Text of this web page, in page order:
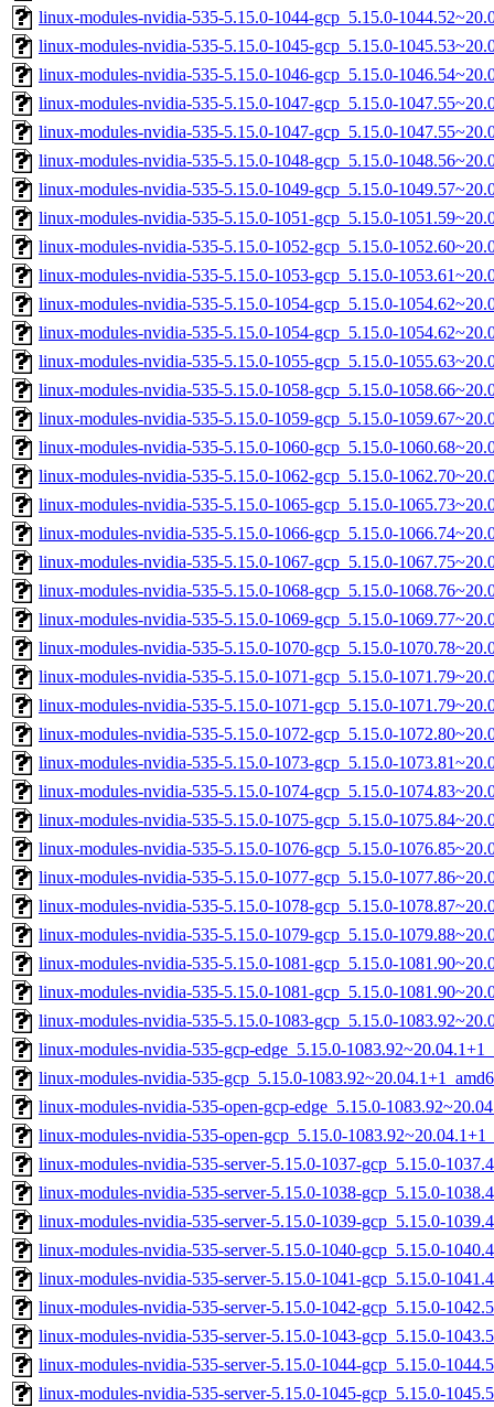
linux-modules-nvidia-535-5.15.0-1044-gcp_5.15.0-
linux-modules-nvidia-535-5.15.0-1045-gcp_5.15.0-
linux-modules-nvidia-535-5.15.0-1046-gcp_5.15.0-
linux-modules-nvidia-535-5.15.0-1047-gcp_5.15.0-
linux-modules-nvidia-535-5.15.0-1047-gcp_5.15.0-
linux-modules-nvidia-535-5.15.0-1048-gcp_5.15.0-
linux-modules-nvidia-535-5.15.0-1049-gcp_5.15.0-
linux-modules-nvidia-535-5.15.0-1051-gcp_5.15.0-
linux-modules-nvidia-535-5.15.0-1052-gcp_5.15.0-
linux-modules-nvidia-535-5.15.0-1053-gcp_5.15.0-
linux-modules-nvidia-535-5.15.0-1054-gcp_5.15.0-
linux-modules-nvidia-535-5.15.0-1054-gcp_5.15.0-
linux-modules-nvidia-535-5.15.0-1055-gcp_5.15.0-
linux-modules-nvidia-535-5.15.0-1058-gcp_5.15.0-
linux-modules-nvidia-535-5.15.0-1059-gcp_5.15.0-
linux-modules-nvidia-535-5.15.0-1060-gcp_5.15.0-
linux-modules-nvidia-535-5.15.0-1062-gcp_5.15.0-
linux-modules-nvidia-535-5.15.0-1065-gcp_5.15.0-
linux-modules-nvidia-535-5.15.0-1066-gcp_5.15.0-
linux-modules-nvidia-535-5.15.0-1067-gcp_5.15.0-
linux-modules-nvidia-535-5.15.0-1068-gcp_5.15.0-
linux-modules-nvidia-535-5.15.0-1069-gcp_5.15.0-
linux-modules-nvidia-535-5.15.0-1070-gcp_5.15.0-
linux-modules-nvidia-535-5.15.0-1071-gcp_5.15.0-
linux-modules-nvidia-535-5.15.0-1071-gcp_5.15.0-
linux-modules-nvidia-535-5.15.0-1072-gcp_5.15.0-
linux-modules-nvidia-535-5.15.0-1073-gcp_5.15.0-
linux-modules-nvidia-535-5.15.0-1074-gcp_5.15.0-
linux-modules-nvidia-535-5.15.0-1075-gcp_5.15.0-
linux-modules-nvidia-535-5.15.0-1076-gcp_5.15.0-
linux-modules-nvidia-535-5.15.0-1077-gcp_5.15.0-
linux-modules-nvidia-535-5.15.0-1078-gcp_5.15.0-
linux-modules-nvidia-535-5.15.0-1079-gcp_5.15.0-
linux-modules-nvidia-535-5.15.0-1081-gcp_5.15.0-
linux-modules-nvidia-535-5.15.0-1081-gcp_5.15.0-
linux-modules-nvidia-535-5.15.0-1083-gcp_5.15.0-
linux-modules-nvidia-535-gcp-edge_5.15.0-
linux-modules-nvidia-535-gcp_5.15.0-
linux-modules-nvidia-535-open-gcp-edge_5.15.0-
linux-modules-nvidia-535-open-gcp_5.15.0-
linux-modules-nvidia-535-server-5.15.0-1037-gcp_5.15.0-
linux-modules-nvidia-535-server-5.15.0-1038-gcp_5.15.0-
linux-modules-nvidia-535-server-5.15.0-1039-gcp_5.15.0-
linux-modules-nvidia-535-server-5.15.0-1040-gcp_5.15.0-
linux-modules-nvidia-535-server-5.15.0-1041-gcp_5.15.0-
linux-modules-nvidia-535-server-5.15.0-1042-gcp_5.15.0-
linux-modules-nvidia-535-server-5.15.0-1043-gcp_5.15.0-
linux-modules-nvidia-535-server-5.15.0-1044-gcp_5.15.0-
linux-modules-nvidia-535-server-5.15.0-1045-gcp_5.15.0-